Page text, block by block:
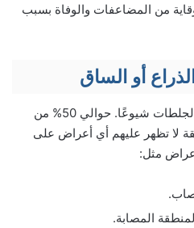
من المضاعفات والوفاة بسبب
أو الساق
تعد جلطة الساق من أكثر أنواع الجلطات شيوعًا. حوالي 50% من
لا تظهر عليهم أي أعراض على
مثل:
المصابة.